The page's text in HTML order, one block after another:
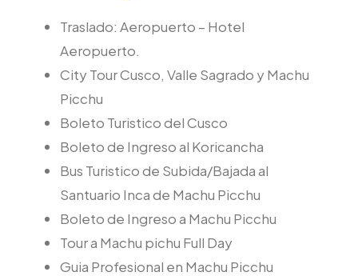
Traslado: Aeropuerto – Hotel
Aeropuerto.
City Tour Cusco, Valle Sagrado y Machu
Picchu
Boleto Turistico del Cusco
Boleto de Ingreso al Koricancha
Bus Turistico de Subida/Bajada al
Santuario Inca de Machu Picchu
Boleto de Ingreso a Machu Picchu
Tour a Machu pichu Full Day
Guia Profesional en Machu Picchu